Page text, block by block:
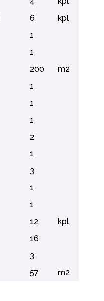
6
kpl
1
1
200
m2
1
1
1
2
1
3
1
1
12
kpl
16
3
57 m2